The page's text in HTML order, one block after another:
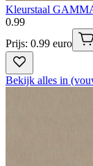
Kleurstaal
0.99
Prijs: 0.99 euro
Bekijk alles in